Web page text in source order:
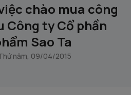
chào mua công
Công ty Cổ phần
Sao Ta
năm, 09/04/2015